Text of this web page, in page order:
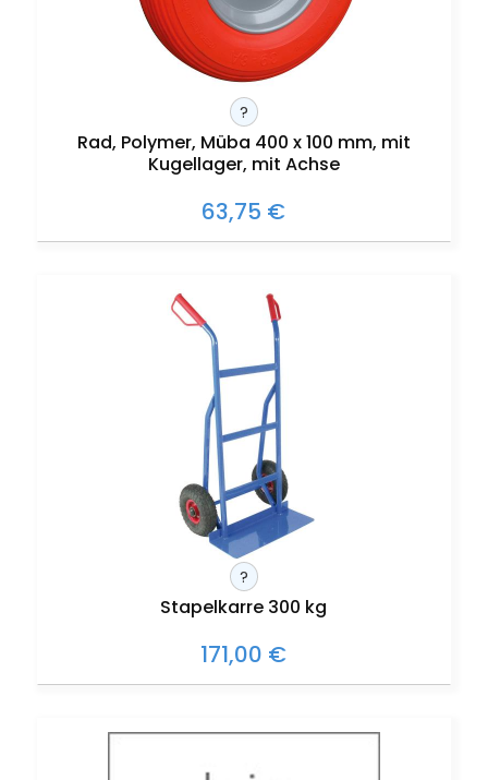
?
Rad, Polymer, Müba 400 x 100 mm, mit
Kugellager, mit Achse
63,75 €
?
Stapelkarre 300 kg
171,00 €